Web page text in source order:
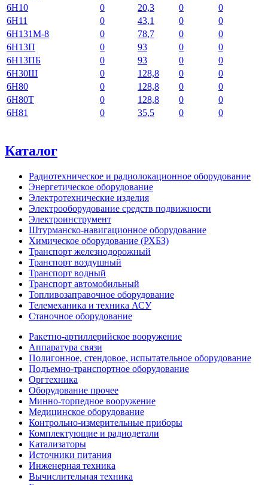
6Н10
0 20,3 0
0
6Н11
0 43,1 0
0
6Н131М-8
0 78,7 0
0
6Н13П
0 93 0
0
6Н13ПБ
0 93 0
0
6Н30Ш
0 128,8 0
0
6Н80
0 128,8 0
0
6Н80Т
0 128,8 0
0
6Н81
0 35,5 0 0
Каталог
Радиотехническое и радиолокационное оборудование
Энергетическое оборудование
Электротехнические изделия
Электрооборудование средств подвижности
Электроинструмент
Штурманско-навигационное оборудование
Химическое оборудование (РХБЗ)
Транспорт железнодорожный
Транспорт воздушный
Транспорт водный
Транспорт автомобильный
Топливозаправочное оборудование
Телемеханика и техника АСУ
Станочное оборудование
Ракетно-артиллерийское вооружение
Аппаратура связи
Полигонное, стендовое, испытательное оборудование
Подъемно-транспортное оборудование
Оргтехника
Оборудование прочее
Минно-торпедное вооружение
Медицинское оборудование
Контрольно-измерительные приборы
Комплектующие и радиодетали
Катализаторы
Источники питания
Инженерная техника
Вычислительная техника